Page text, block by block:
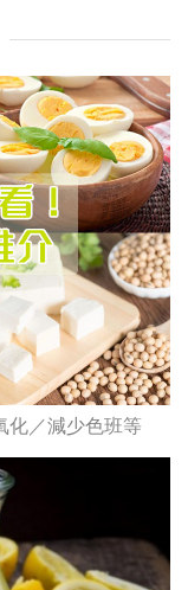
化／減少色班等